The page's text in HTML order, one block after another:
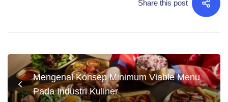
Share this post
Mengenal Konsep Minimum Viable Menu
Pada Industri Kuliner